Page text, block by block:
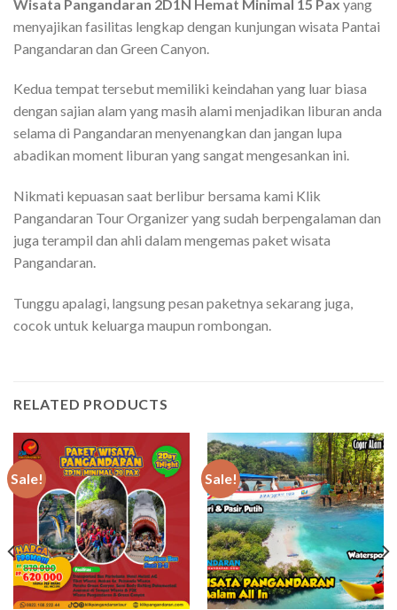
Wisata Pangandaran 2D1N Hemat Minimal 15 Pax yang
menyajikan fasilitas lengkap dengan kunjungan wisata Pantai
Pangandaran dan Green Canyon.
Kedua tempat tersebut memiliki keindahan yang luar biasa
dengan sajian alam yang masih alami menjadikan liburan anda
selama di Pangandaran menyenangkan dan jangan lupa
abadikan moment liburan yang sangat mengesankan ini.
Nikmati kepuasan saat berlibur bersama kami Klik
Pangandaran Tour Organizer yang sudah berpengalaman dan
juga terampil dan ahli dalam mengemas paket wisata
Pangandaran.
Tunggu apalagi, langsung pesan paketnya sekarang juga,
cocok untuk keluarga maupun rombongan.
RELATED PRODUCTS
Sale! Sale!